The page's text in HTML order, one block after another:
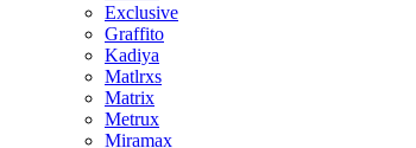
Exclusive
Graffito
Kadiya
Matlrxs
Matrix
Metrux
Miramax